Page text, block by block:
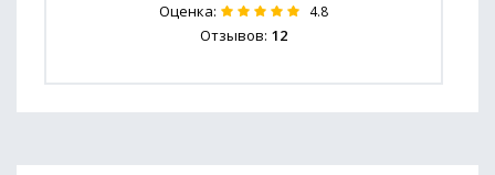
Оценка: 4.8
Отзывов: 12